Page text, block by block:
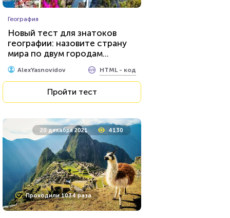
География
Новый тест для знатоков
географии: назовите страну
мира по двум городам...
AlexYasnovidov HTML - код
Пройти тест
20 декабря 2021 4130
Проходили 1034 раза